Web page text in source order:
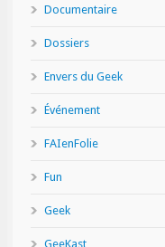
Documentaire
Dossiers
Envers du Geek
Événement
FAIenFolie
Fun
Geek
GeeKast